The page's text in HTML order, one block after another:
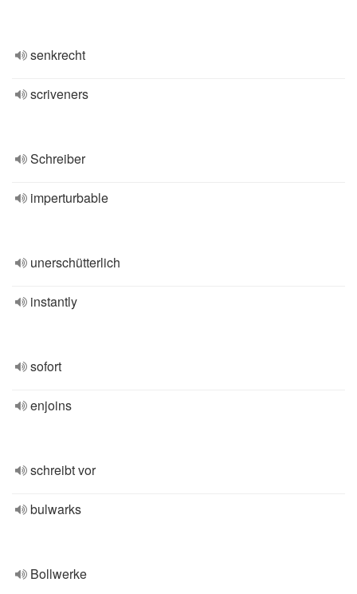
senkrecht
scriveners
Schreiber
imperturbable
unerschütterlich
instantly
sofort
enjoins
schreibt vor
bulwarks
Bollwerke